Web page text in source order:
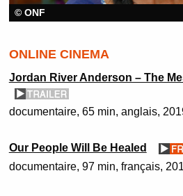
© ONF
ONLINE CINEMA
Jordan River Anderson – The
documentaire 65 min anglais
Our People Will Be Healed
documentaire 97 min français